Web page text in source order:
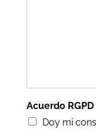
Acuerdo RGPD
Doy mi